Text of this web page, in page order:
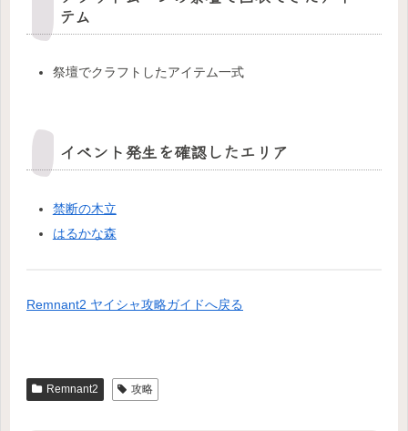
テム
祭壇でクラフトしたアイテム一式
イベント発生を確認したエリア
禁断の木立
はるかな森
Remnant2 ヤイシャ攻略ガイドへ戻る
Remnant2 攻略